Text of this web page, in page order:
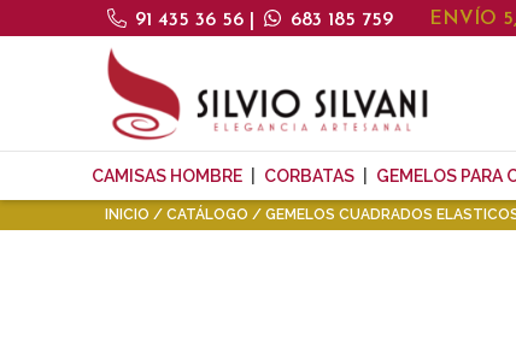
91 435 36 56 683 185 759 ENVÍO
CAMISAS HOMBRE CORBATAS GEMELOS PARA
INICIO CATÁLOGO GEMELOS CUADRADOS